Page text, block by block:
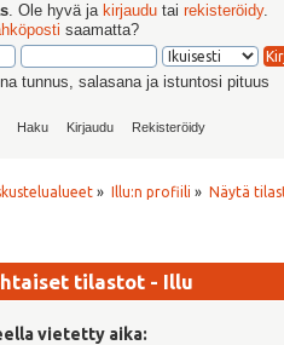
. Ole hyvä ja kirjaudutai rekisteröidy.
saamatta?
tunnus, salasana ja istuntosi pituus
Haku Kirjaudu Rekisteröidy
» Illu:n profiili » Näytä
tilastot - Illu
vietetty aika: